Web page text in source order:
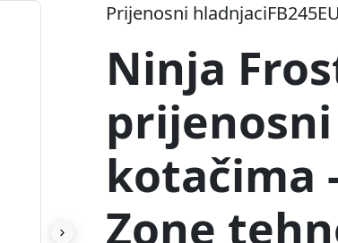
Prijenosni hladnjaciFB245EU
Ninja
kotačima
Zone